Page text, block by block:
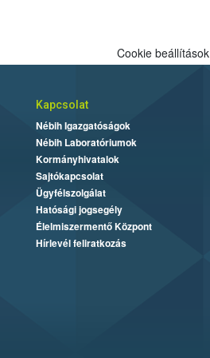
Cookie beállítások
Kapcsolat
Nébih Igazgatóságok
Nébih Laboratóriumok
Kormányhivatalok
Sajtókapcsolat
Ügyfélszolgálat
Hatósági jogsegély
Élelmiszermentő Központ
Hírlevél feliratkozás